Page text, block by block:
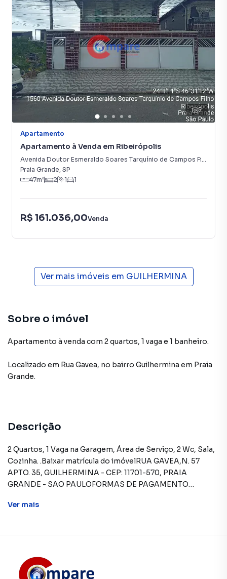
5
Apartamento
Apartamento à Venda em Ribeirópolis
Avenida Doutor Esmeraldo Soares Tarquínio de Campos Filho
Praia Grande, SP
47m² 2 1 1
R$ 161.036,00Venda
Ver mais imóveis em GUILHERMINA
Sobre o imóvel
Apartamento à venda com 2 quartos, 1 vaga e 1 banheiro.
Localizado em Rua Gavea, no bairro Guilhermina em Praia
Grande.
Descrição
2 Quartos, 1 Vaga na Garagem, Área de Serviço, 2 Wc, Sala,
Cozinha. .Baixar matrícula do imóvelRUA GAVEA,N. 57
APTO. 35, GUILHERMINA - CEP: 11701-570, PRAIA
GRANDE - SAO PAULOFORMAS DE PAGAMENTO
Consulte condições e enquadramento. Permite
relação ao valor de avaliação do imóvel. A CAIXA realizará o
Ver mais